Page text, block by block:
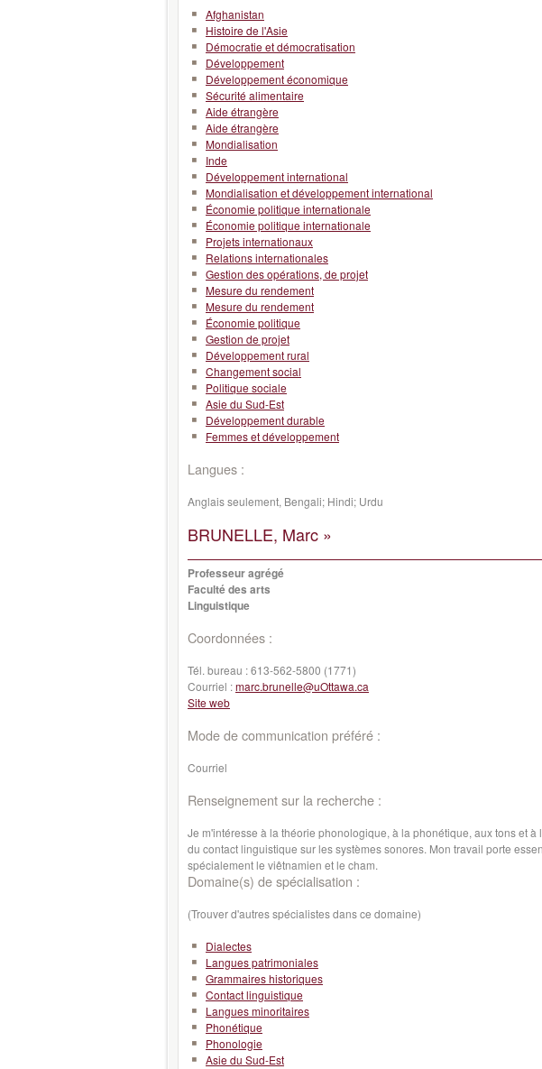
Afghanistan
Histoire de l'Asie
Démocratie et démocratisation
Développement
Développement économique
Sécurité alimentaire
Aide étrangère
Aide étrangère
Mondialisation
Inde
Développement international
Mondialisation et développement international
Économie politique internationale
Économie politique internationale
Projets internationaux
Relations internationales
Gestion des opérations, de projet
Mesure du rendement
Mesure du rendement
Économie politique
Gestion de projet
Développement rural
Changement social
Politique sociale
Asie du Sud-Est
Développement durable
Femmes et développement
Langues :
Anglais seulement, Bengali; Hindi; Urdu
BRUNELLE, Marc »
Professeur agrégé
Faculté des arts
Linguistique
Coordonnées :
Tél. bureau :613-562-5800 (1771)
Courriel :marc.brunelle@uOttawa.ca
Site web
Mode de communication préféré :
Courriel
Renseignement sur la recherche :
Je m'intéresse à la théorie phonologique, à la phonétique, aux tons et
du contact linguistique sur les systèmes sonores. Mon travail porte
spécialement le viêtnamien et le cham.
Domaine(s) de spécialisation :
(Trouver d'autres spécialistes dans ce domaine)
Dialectes
Langues patrimoniales
Grammaires historiques
Contact linguistique
Langues minoritaires
Phonétique
Phonologie
Asie du Sud-Est